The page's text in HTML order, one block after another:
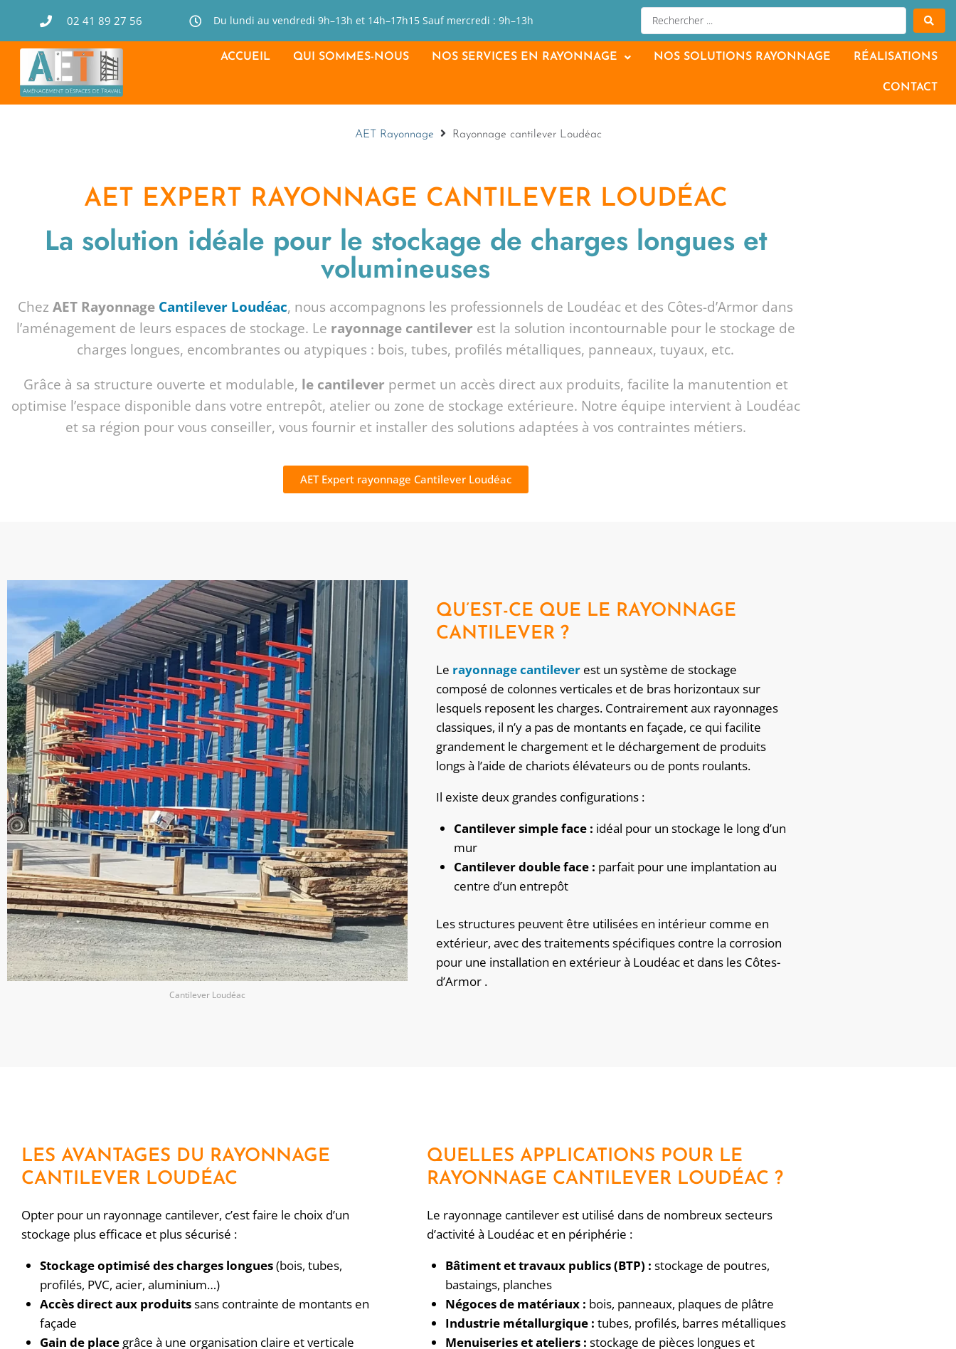
02 41 89 27 56 Du lundi au vendredi 9h–13h et 14h–17h15 Sauf mercredi : 9h–13h
ACCUEIL QUI SOMMES-NOUS NOS SERVICES EN RAYONNAGE NOS SOLUTIONS RAYONNAGE RÉALISATIONS
CONTACT
AET Rayonnage Rayonnage cantilever Loudéac
AET EXPERT RAYONNAGE CANTILEVER LOUDÉAC
La solution idéale pour le stockage de charges longues et
volumineuses
Chez AET Rayonnage Cantilever Loudéac, nous accompagnons les professionnels de Loudéac et des Côtes-d’Armor dans
l’aménagement de leurs espaces de stockage. Le rayonnage cantilever est la solution incontournable pour le stockage de
charges longues, encombrantes ou atypiques : bois, tubes, profilés métalliques, panneaux, tuyaux, etc.
Grâce à sa structure ouverte et modulable, le cantilever permet un accès direct aux produits, facilite la manutention et
optimise l’espace disponible dans votre entrepôt, atelier ou zone de stockage extérieure. Notre équipe intervient à Loudéac
et sa région pour vous conseiller, vous fournir et installer des solutions adaptées à vos contraintes métiers.
AET Expert rayonnage Cantilever Loudéac
Cantilever Loudéac
QU’EST-CE QUE LE RAYONNAGE
CANTILEVER ?
Le rayonnage cantileverest un système de stockage
composé de colonnes verticales et de bras horizontaux sur
lesquels reposent les charges. Contrairement aux rayonnages
classiques, il n’y a pas de montants en façade, ce qui facilite
grandement le chargement et le déchargement de produits
longs à l’aide de chariots élévateurs ou de ponts roulants.
Il existe deux grandes configurations :
Cantilever simple face : idéal pour un stockage le long d’un
mur
Cantilever double face : parfait pour une implantation au
centre d’un entrepôt
Les structures peuvent être utilisées en intérieur comme en
extérieur, avec des traitements spécifiques contre la corrosion
pour une installation en extérieur à Loudéac et dans les Côtes-
d’Armor .
LES AVANTAGES DU RAYONNAGE
CANTILEVER LOUDÉAC
Opter pour un rayonnage cantilever, c’est faire le choix d’un
stockage plus efficace et plus sécurisé :
Stockage optimisé des charges longues(bois, tubes,
profilés, PVC, acier, aluminium…)
Accès direct aux produitssans contrainte de montants en
façade
Gain de placegrâce à une organisation claire et verticale
QUELLES APPLICATIONS POUR LE
RAYONNAGE CANTILEVER LOUDÉAC ?
Le rayonnage cantilever est utilisé dans de nombreux secteurs
d’activité à Loudéac et en périphérie :
Bâtiment et travaux publics (BTP) : stockage de poutres,
bastaings, planches
Négoces de matériaux : bois, panneaux, plaques de plâtre
Industrie métallurgique : tubes, profilés, barres métalliques
Menuiseries et ateliers : stockage de pièces longues et